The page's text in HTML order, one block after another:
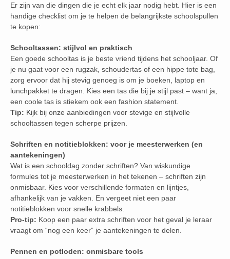
Er zijn van die dingen die je echt elk jaar nodig hebt. Hier is een
handige checklist om je te helpen de belangrijkste schoolspullen
te kopen:
Schooltassen: stijlvol en praktisch
Een goede schooltas is je beste vriend tijdens het schooljaar. Of
je nu gaat voor een rugzak, schoudertas of een hippe tote bag,
zorg ervoor dat hij stevig genoeg is om je boeken, laptop en
lunchpakket te dragen. Kies een tas die bij je stijl past – want ja,
een coole tas is stiekem ook een fashion statement.
Tip: Kijk bij onze aanbiedingen voor stevige en stijlvolle
schooltassen tegen scherpe prijzen.
Schriften en notitieblokken: voor je meesterwerken (en
aantekeningen)
Wat is een schooldag zonder schriften? Van wiskundige
formules tot je meesterwerken in het tekenen – schriften zijn
onmisbaar. Kies voor verschillende formaten en lijntjes,
afhankelijk van je vakken. En vergeet niet een paar
notitieblokken voor snelle krabbels.
Pro-tip: Koop een paar extra schriften voor het geval je leraar
vraagt om “nog een keer” je aantekeningen te delen.
Pennen en potloden: onmisbare tools